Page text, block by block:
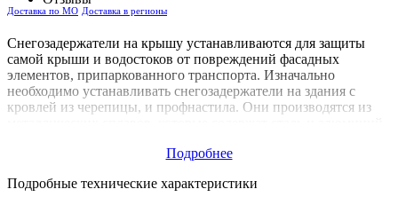
Доставка по МО Доставка в регионы
Снегозадержатели на крышу устанавливаются для защиты
самой крыши и водостоков от повреждений фасадных
элементов, припаркованного транспорта. Изначально
необходимо устанавливать снегозадержатели на здания с
кровлей из черепицы, и профнастила. Они производятся из
стандартам и имеет высокие характеристики. Представленная
конструкцию, которая будет соответствовать общему тону
Подробнее
Подробные технические характеристики